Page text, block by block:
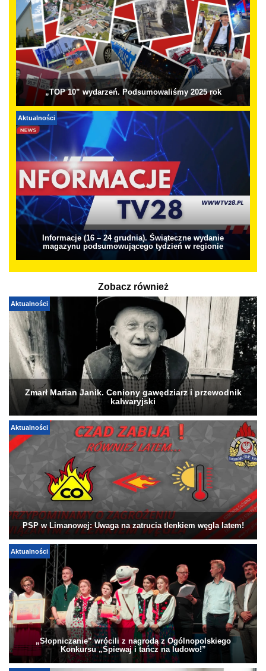
„TOP 10” wydarzeń. Podsumowaliśmy 2025 rok
Aktualności
Informacje (16 – 24 grudnia). Świąteczne wydanie
magazynu podsumowującego tydzień w regionie
Zobacz również
Aktualności
Zmarł Marian Janik. Ceniony gawędziarz i przewodnik
kalwaryjski
Aktualności
PSP w Limanowej: Uwaga na zatrucia tlenkiem węgla latem!
Aktualności
„Słopniczanie” wrócili z nagrodą z Ogólnopolskiego
Konkursu „Śpiewaj i tańcz na ludowo!”